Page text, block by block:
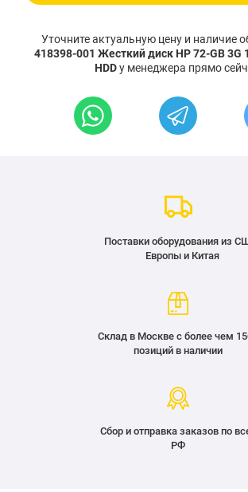
Уточните актуальную цену и наличие
418398-001 Жесткий диск HP 72-GB 3G
HDDу менеджера прямо
Поставки оборудования из
Европы и Китая
Склад в Москве с более чем
позиций в наличии
Сбор и отправка заказов по
РФ